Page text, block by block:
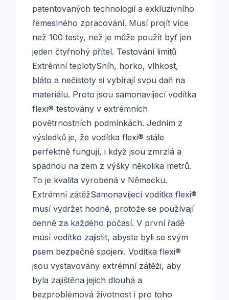
patentovaných technologií a exkluzivního
řemeslného zpracování. Musí projít více
než 100 testy, než je může použít byť jen
jeden čtyřnohý přítel. Testování limitů
Extrémní teplotySníh, horko, vlhkost,
bláto a nečistoty si vybírají svou daň na
materiálu. Proto jsou samonavíjecí vodítka
flexi® testovány v extrémních
povětrnostních podmínkách. Jedním z
výsledků je, že vodítka flexi® stále
perfektně fungují, i když jsou zmrzlá a
spadnou na zem z výšky několika metrů.
To je kvalita vyrobená v Německu.
Extrémní zátěžSamonavíjecí vodítka flexi®
musí vydržet hodně, protože se používají
denně za každého počasí. V první řadě
musí vodítko zajistit, abyste byli se svým
psem bezpečně spojeni. Vodítka flexi®
jsou vystavovány extrémní zátěži, aby
byla zajištěna jejich dlouhá a
bezproblémová životnost i pro toho